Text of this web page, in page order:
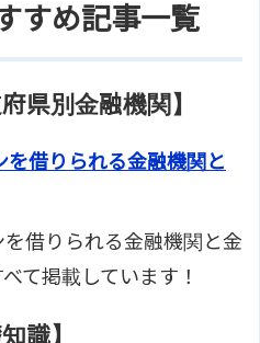
すめ記事一覧
県別金融機関】
を借りられる金融機関と
借りられる金融機関と金
て掲載しています！
識】